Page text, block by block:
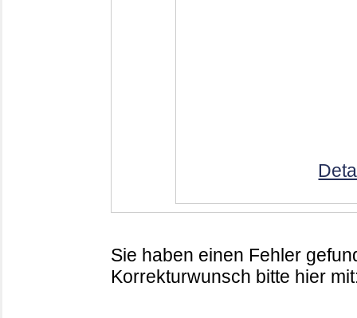
Sie haben einen Fehler
Korrekturwunsch bitte hier